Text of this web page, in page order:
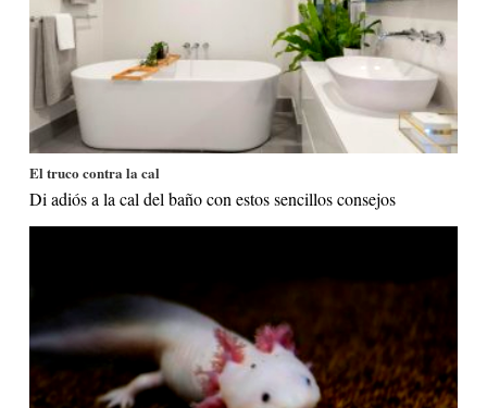
El truco contra la cal
Di adiós a la cal del baño con estos sencillos consejos